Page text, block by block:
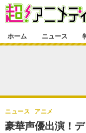
ゲーム・アプリ
特集一覧
連載マンガ
連載マンガ一覧
番組・動画
ホーム ニュース
豪華声優出演！
ニュース アニメ